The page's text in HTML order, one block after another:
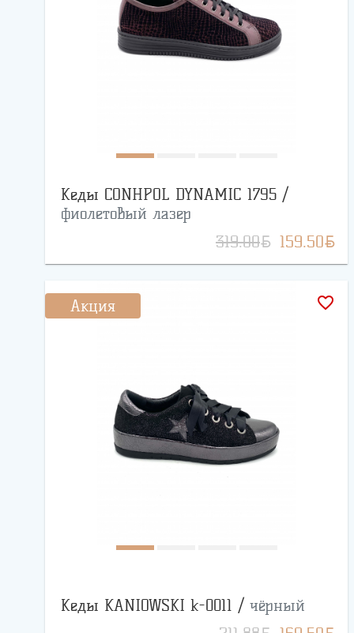
Кеды CONHPOL DYNAMIC 1795 /
фиолетовый лазер
319.00BYN 159.50BYN
Акция favorite_border
Кеды KANIOWSKI k-0011 / чёрный